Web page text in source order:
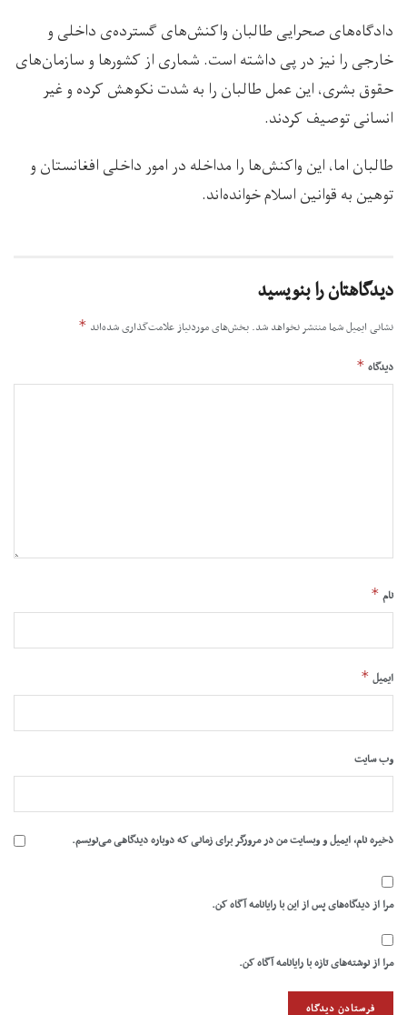
دادگاه‌های صحرایی طالبان واکنش‌های گسترده‌ی داخلی و
خارجی را نیز در پی داشته است. شماری از کشورها و سازمان‌های
حقوق بشری، این عمل طالبان را به شدت نکوهش کرده و غیر
انسانی توصیف کردند.
طالبان اما، این واکنش‌ها را مداخله در امور داخلی افغانستان و
توهین به قوانین اسلام خوانده‌اند.
دیدگاهتان را بنویسید
نشانی ایمیل شما منتشر نخواهد شد. بخش‌های موردنیاز علامت‌گذاری شده‌اند *
دیدگاه *
نام *
ایمیل *
وب‌ سایت
ذخیره نام، ایمیل و وبسایت من در مرورگر برای زمانی که دوباره دیدگاهی می‌نویسم.
مرا از دیدگاه‌های پس از این با رایانامه آگاه کن.
مرا از نوشته‌های تازه با رایانامه آگاه کن.